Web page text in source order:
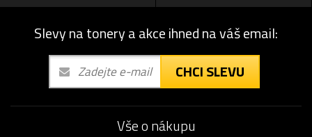
Slevy na tonery a akce ihned na váš email:
CHCI SLEVU
Vše o nákupu